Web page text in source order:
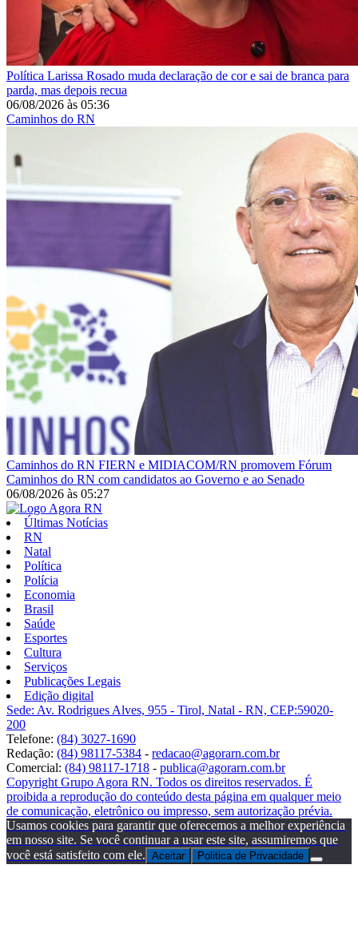
Política Larissa Rosado muda declaração de cor e sai de branca para
parda, mas depois recua
06/08/2026 às 05:36
Caminhos do RN
Caminhos do RN FIERN e MIDIACOM/RN promovem Fórum
Caminhos do RN com candidatos ao Governo e ao Senado
06/08/2026 às 05:27
Últimas Notícias
RN
Natal
Política
Polícia
Economia
Brasil
Saúde
Esportes
Cultura
Serviços
Publicações Legais
Edição digital
Sede: Av. Rodrigues Alves, 955 - Tirol, Natal - RN, CEP:59020-
200
Telefone: (84) 3027-1690
Redação: (84) 98117-5384 - redacao@agorarn.com.br
Comercial: (84) 98117-1718 - publica@agorarn.com.br
Copyright Grupo Agora RN. Todos os direitos reservados. É
proibida a reprodução do conteúdo desta página em qualquer meio
de comunicação, eletrônico ou impresso, sem autorização prévia.
Usamos cookies para garantir que oferecemos a melhor experiência
em nosso site. Se você continuar a usar este site, assumiremos que
você está satisfeito com ele. Aceitar Politica de Privacidade